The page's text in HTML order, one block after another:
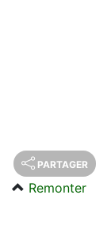
PARTAGER
Remonter